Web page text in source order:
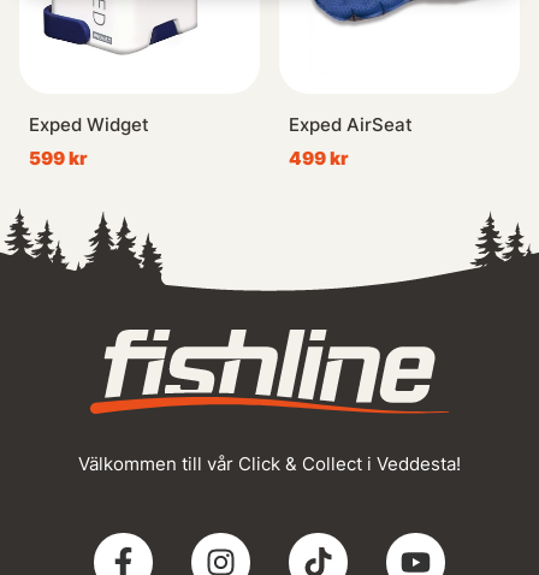
Exped Widget
599 kr
Exped AirSeat
499 kr
Välkommen till vår Click & Collect i Veddesta!